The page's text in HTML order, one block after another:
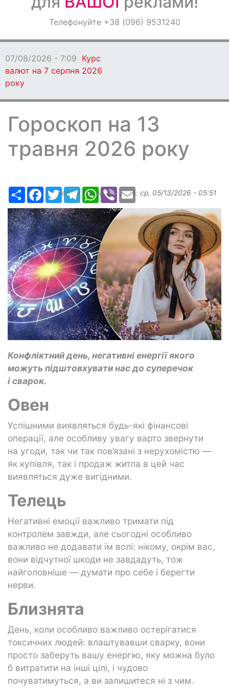
ОголошенняТелефонуйте +38 (096) 9531240
07/08/2026 - 7:09 Курс
валют на 7 серпня 2026
року
Гороскоп на 13
травня 2026 року
РесурсFacebook
TwitterTelegramWhatsApp
ViberEmail
Надіслав: Margarita, дата: ср, 05/13/2026 - 05:51
Конфліктний день, негативні енергії якого
можуть підштовхувати нас до суперечок
і сварок.
Овен
Успішними виявляться будь-які фінансові
операції, але особливу увагу варто звернути
на угоди, так чи так пов’язані з нерухомістю —
як купівля, так і продаж житла в цей час
виявляться дуже вигідними.
Телець
Негативні емоції важливо тримати під
контролем завжди, але сьогодні особливо
важливо не додавати їм волі: нікому, окрім вас,
вони відчутної шкоди не завдадуть, тож
найголовніше — думати про себе і берегти
нерви.
Близнята
День, коли особливо важливо остерігатися
токсичних людей: влаштувавши сварку, вони
просто заберуть вашу енергію, яку можна було
б витратити на інші цілі, і чудово
почуватимуться, а ви залишитеся ні з чим.